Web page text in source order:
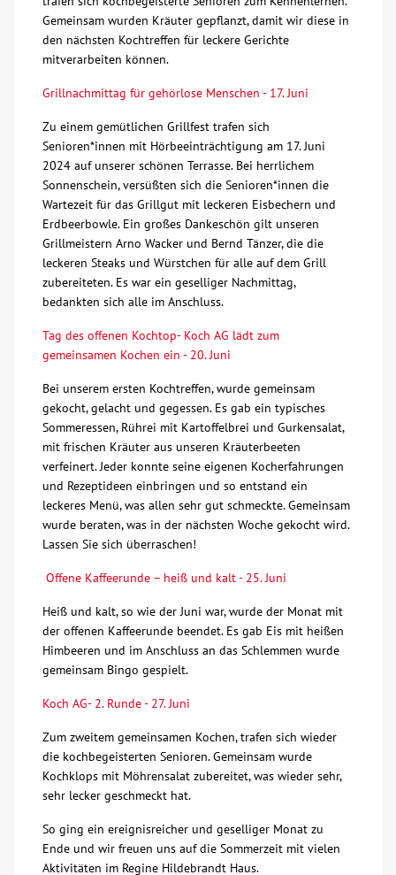
Gemeinsam wurden Kräuter gepflanzt, damit wir diese in
den nächsten Kochtreffen für leckere Gerichte
mitverarbeiten können.
Grillnachmittag für gehörlose Menschen - 17. Juni
Zu einem gemütlichen Grillfest trafen sich
Senioren*innen mit Hörbeeinträchtigung am 17. Juni
2024 auf unserer schönen Terrasse. Bei herrlichem
Sonnenschein, versüßten sich die Senioren*innen die
Wartezeit für das Grillgut mit leckeren Eisbechern und
Erdbeerbowle. Ein großes Dankeschön gilt unseren
Grillmeistern Arno Wacker und Bernd Tänzer, die die
leckeren Steaks und Würstchen für alle auf dem Grill
zubereiteten. Es war ein geselliger Nachmittag,
bedankten sich alle im Anschluss.
Tag des offenen Kochtop- Koch AG lädt zum
gemeinsamen Kochen ein - 20. Juni
Bei unserem ersten Kochtreffen, wurde gemeinsam
gekocht, gelacht und gegessen. Es gab ein typisches
Sommeressen, Rührei mit Kartoffelbrei und Gurkensalat,
mit frischen Kräuter aus unseren Kräuterbeeten
verfeinert. Jeder konnte seine eigenen Kocherfahrungen
und Rezeptideen einbringen und so entstand ein
leckeres Menü, was allen sehr gut schmeckte. Gemeinsam
wurde beraten, was in der nächsten Woche gekocht wird.
Lassen Sie sich überraschen!
Offene Kaffeerunde – heiß und kalt - 25. Juni
Heiß und kalt, so wie der Juni war, wurde der Monat mit
der offenen Kaffeerunde beendet. Es gab Eis mit heißen
Himbeeren und im Anschluss an das Schlemmen wurde
gemeinsam Bingo gespielt.
Koch AG- 2. Runde - 27. Juni
Zum zweitem gemeinsamen Kochen, trafen sich wieder
die kochbegeisterten Senioren. Gemeinsam wurde
Kochklops mit Möhrensalat zubereitet, was wieder sehr,
sehr lecker geschmeckt hat.
So ging ein ereignisreicher und geselliger Monat zu
Ende und wir freuen uns auf die Sommerzeit mit vielen
Aktivitäten im Regine Hildebrandt Haus.